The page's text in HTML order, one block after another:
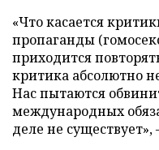
«Что касается
пропаганды
приходится
критика абсолютно
Нас пытаются
международных
деле не существует»,